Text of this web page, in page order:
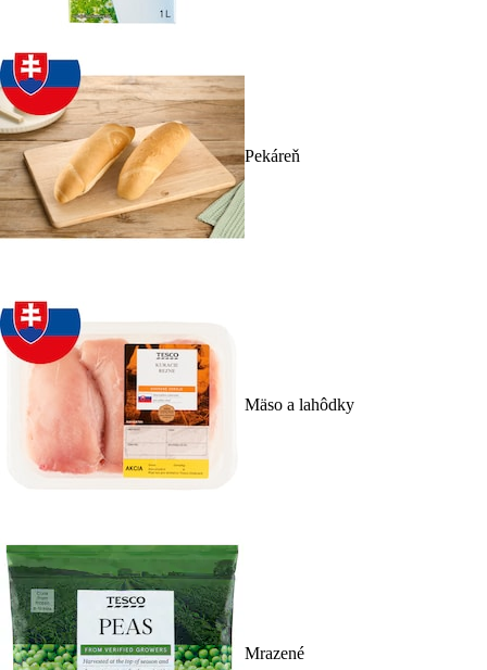
Pekáreň
Mäso a lahôdky
Mrazené